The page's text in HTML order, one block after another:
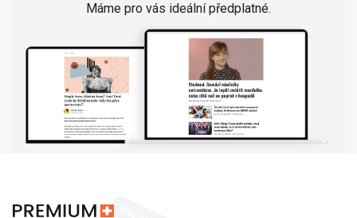
Máme pro vás ideální předplatné.